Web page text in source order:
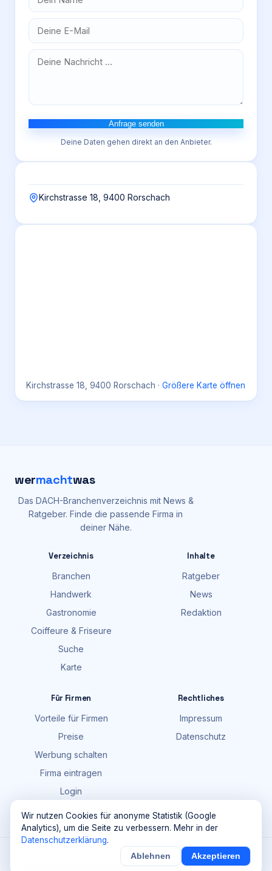
Anfrage senden
Deine Daten gehen direkt an den Anbieter.
Kirchstrasse 18, 9400 Rorschach
Kirchstrasse 18, 9400 Rorschach · Größere Karte öffnen
wermachtwas
Das DACH-Branchenverzeichnis mit News &
Ratgeber. Finde die passende Firma in
deiner Nähe.
Verzeichnis
Branchen
Handwerk
Gastronomie
Coiffeure & Friseure
Suche
Karte
Inhalte
Ratgeber
News
Redaktion
Für Firmen
Vorteile für Firmen
Preise
Werbung schalten
Firma eintragen
Login
Rechtliches
Impressum
Datenschutz
Maik Möhring Media · Ermatingen
Firmendaten teils © OpenStreetMap-Mitwirkende (ODbL)
Details Sichern ×
Wir nutzen Cookies für anonyme Statistik (Google
Analytics), um die Seite zu verbessern. Mehr in der
Datenschutzerklärung.
Ablehnen Akzeptieren